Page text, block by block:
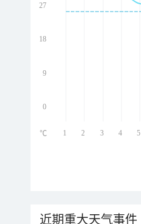
27
18
9
0
1 2 3 4 5
℃
近期重大天气事件